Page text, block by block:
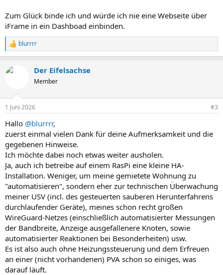
Zum Glück binde ich und würde ich nie eine Webseite über
iFrame in ein Dashboad einbinden.
R
e
k
e
:
blurrrr
Der Eifelsachse
Member
1 Juni 2026 #3
Hallo @blurrrr,
zuerst einmal vielen Dank für deine Aufmerksamkeit und die
gegebenen Hinweise.
Ich möchte dabei noch etwas weiter ausholen.
Ja, auch ich betreibe auf einem RasPi eine kleine HA-
Installation. Weniger, um meine gemietete Wohnung zu
"automatisieren", sondern eher zur technischen Überwachung
meiner USV (incl. des gesteuerten sauberen Herunterfahrens
durchlaufender Geräte), meines schon recht großen
WireGuard-Netzes (einschließlich automatisierter Messungen
der Bandbreite, Anzeige ausgefallenere Knoten, sowie
automatisierter Reaktionen bei Besonderheiten) usw.
Es ist also auch ohne Heizungssteuerung und dem Erfreuen
an einer (nicht vorhandenen) PVA schon so einiges, was
darauf läuft.